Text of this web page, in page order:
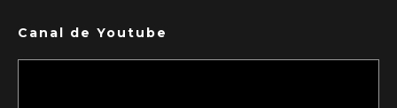
Canal de Youtube